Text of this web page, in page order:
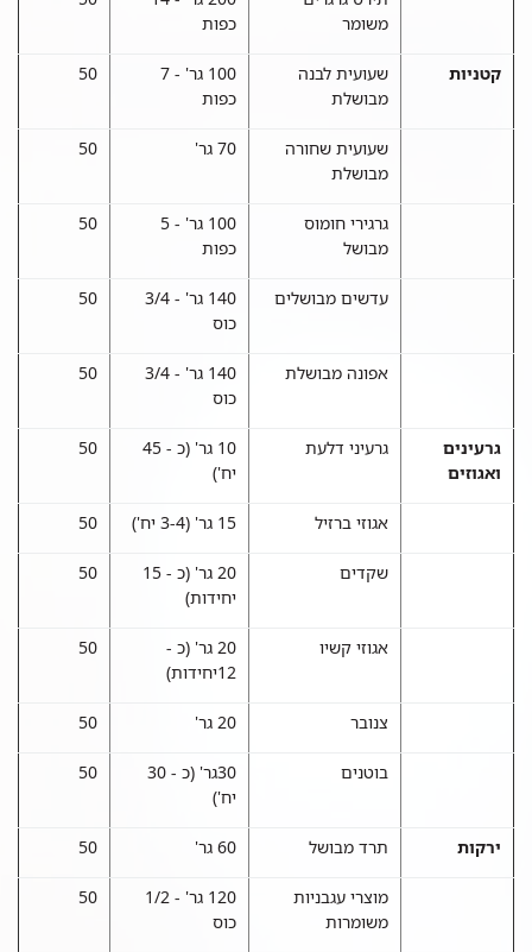
משומר
כפות
קטניות
שעועית לבנה
מבושלת
100 גר' - 7
כפות
50
שעועית שחורה
מבושלת
70 גר' 50
גרגירי חומוס
מבושל
100 גר' - 5
כפות
50
עדשים מבושלים
140 גר' - 3/4
כוס
50
אפונה מבושלת
140 גר' - 3/4
כוס
50
גרעינים
ואגוזים
גרעיני דלעת
10 גר' (כ - 45
יח')
50
אגוזי ברזיל 15 גר' (3-4 יח') 50
שקדים
20 גר' (כ - 15
יחידות)
50
אגוזי קשיו
20 גר' (כ -
12יחידות)
50
צנובר 20 גר' 50
בוטנים
30גר' (כ - 30
יח')
50
ירקות תרד מבושל 60 גר' 50
מוצרי עגבניות
משומרות
120 גר' - 1/2
כוס
50